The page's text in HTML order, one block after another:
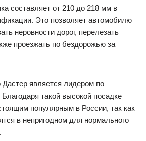
составляет от 210 до 218 мм в
Это позволяет автомобилю
неровности дорог, перелезать
проезжать по бездорожью за
является лидером по
такой высокой посадке
популярным в России, так как
в непригодном для нормального